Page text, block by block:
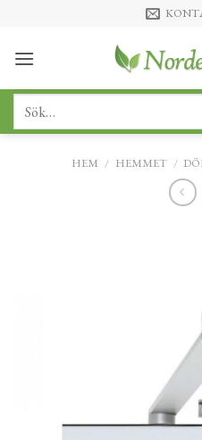
content
Sök
HEM / HEMMET /